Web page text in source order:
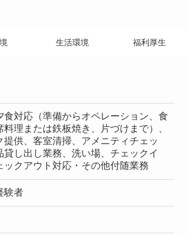
生活環境 福利厚生
食対応（準備からオペレーション、食
料理または鉄板焼き、片づけまで）、
提供、客室清掃、アメニティチェッ
貸し出し業務、洗い場、チェックイ
ックアウト対応・その他付随業務
験者